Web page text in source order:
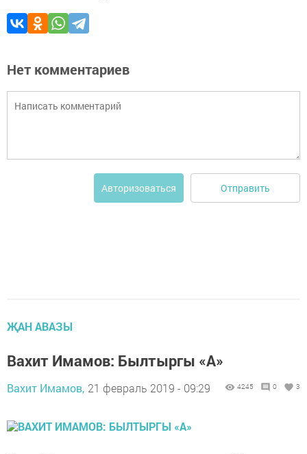
Нет комментариев
Авторизоваться Отправить
ҖАН АВАЗЫ
Вахит Имамов: Былтыргы «А»
Вахит Имамов, 21 февраль 2019 - 09:29 4245 0 3